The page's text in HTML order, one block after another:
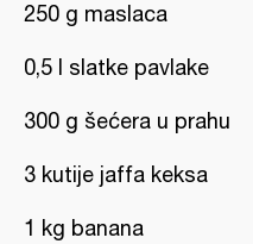
250 g maslaca
0,5 l slatke pavlake
300 g šećera u prahu
3 kutije jaffa keksa
1 kg banana